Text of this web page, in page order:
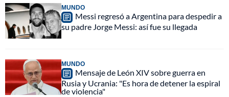
MUNDO
Messi regresó a Argentina para despedir a
su padre Jorge Messi: así fue su llegada
MUNDO
Mensaje de León XIV sobre guerra en
Rusia y Ucrania: "Es hora de detener la espiral
de violencia"